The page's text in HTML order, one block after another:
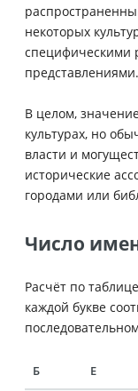
некоторых
специфическими
представлениями.
В целом,
культурах, но
власти и
исторические
городами или
Число
Расчёт по
каждой букве
Б Е